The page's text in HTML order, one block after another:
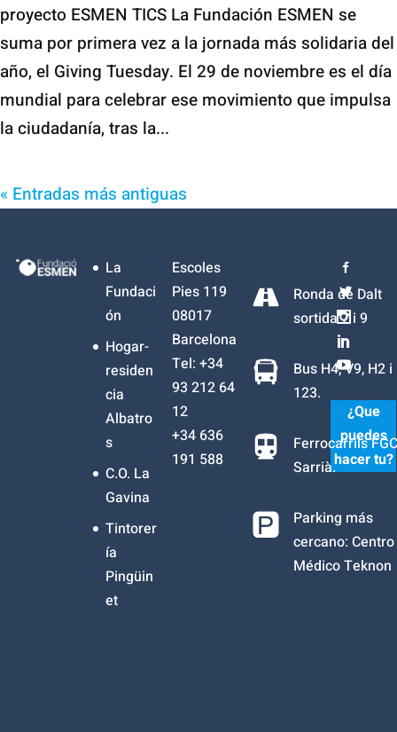
proyecto ESMEN TICS La Fundación ESMEN se
suma por primera vez a la jornada más solidaria del
año, el Giving Tuesday. El 29 de noviembre es el día
mundial para celebrar ese movimiento que impulsa
la ciudadanía, tras la...
« Entradas más antiguas
La
Fundaci
ón
Hogar-
residen
cia
Albatro
s
C.O. La
Gavina
Tintorer
ía
Pingüin
et
Escoles
Pies 119
08017
Barcelona
Tel: +34
93 212 64
12
+34 636
191 588
Ronda de Dalt
sortida 7 i 9
Bus H4, V9, H2 i
123.
Ferrocarrils FGC
Sarrià.
Parking más
cercano: Centro
Médico Teknon
¿Que
puedes
hacer tu?